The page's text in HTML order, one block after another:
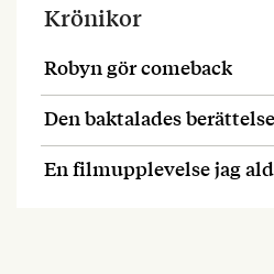
Krönikor
Robyn gör comeback
Den baktalades berättelse
En filmupplevelse jag